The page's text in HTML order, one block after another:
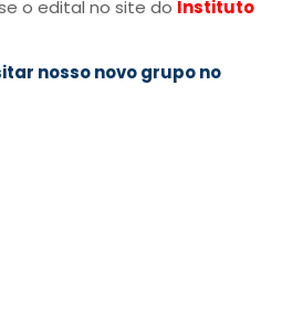
o edital no site do Instituto
nosso novo grupo no